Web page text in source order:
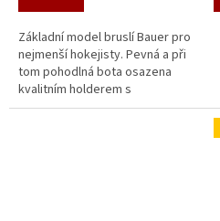
Základní model bruslí Bauer pro
nejmenší hokejisty. Pevná a při
tom pohodlná bota osazena
kvalitním holderem s
nerezovým nožem je to pravé